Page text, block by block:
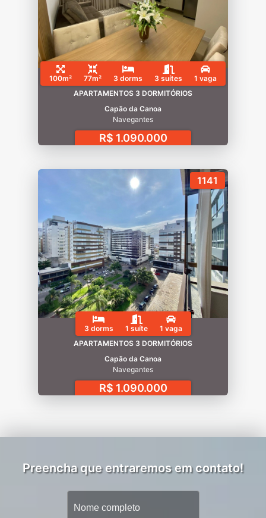
100m² 77m² 3 dorms 3 suítes
1 vaga
APARTAMENTOS 3 DORMITÓRIOS
Capão da Canoa
Navegantes
R$ 1.090.000
1141
3 dorms 1 suíte
1 vaga
APARTAMENTOS 3 DORMITÓRIOS
Capão da Canoa
Navegantes
R$ 1.090.000
Preencha que entraremos em contato!